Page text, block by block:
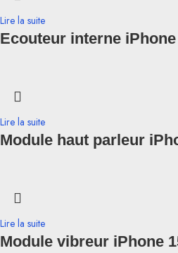
Lire la suite
Ecouteur interne
Lire la suite
Module haut parleur
Lire la suite
Module vibreur iPhone